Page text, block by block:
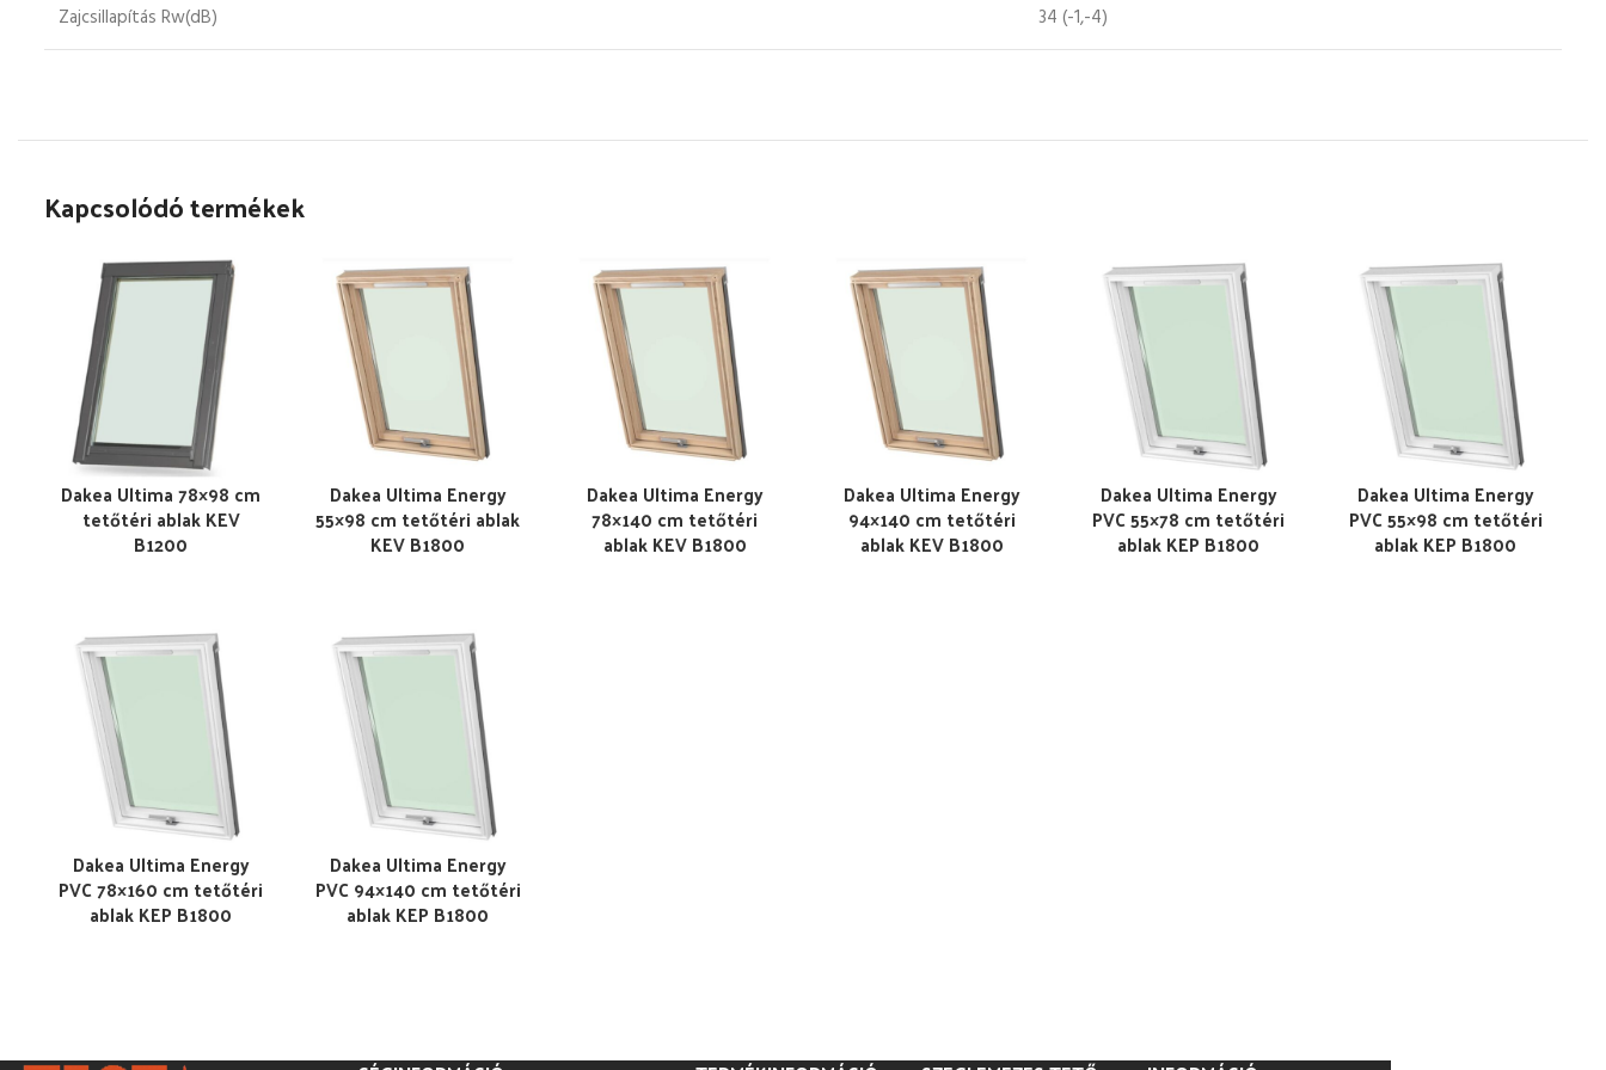
Zajcsillapítás Rw(dB) 34 (-1,-4)
Kapcsolódó termékek
Dakea Ultima 78×98 cm
tetőtéri ablak KEV
B1200
Dakea Ultima Energy
55×98 cm tetőtéri ablak
KEV B1800
Dakea Ultima Energy
78×140 cm tetőtéri
ablak KEV B1800
Dakea Ultima Energy
94×140 cm tetőtéri
ablak KEV B1800
Dakea Ultima Energy
PVC 55×78 cm tetőtéri
ablak KEP B1800
Dakea Ultima Energy
PVC 55×98 cm tetőtéri
ablak KEP B1800
Dakea Ultima Energy
PVC 78×160 cm tetőtéri
ablak KEP B1800
Dakea Ultima Energy
PVC 94×140 cm tetőtéri
ablak KEP B1800